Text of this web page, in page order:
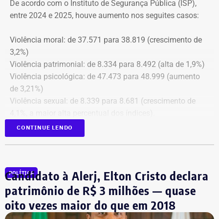
apuração de possíveis ilícitos nas esferas cível e criminal,
e à Secretaria de Regime Próprio e Complementar do
De acordo com o Instituto de Segurança Pública (ISP),
entre 2024 e 2025, houve aumento nos seguites casos:
Violência moral: de 37.571 para 38.819 (crescimento de
3,2%)
Violência patrimonial: de 8.334 para 8.492 (alta de 1,9%)
Violência psicológica: de 47.473 para 48.999 (aumento
de 3,21%)
Violência sexual: de 8.339 para 8.681 (crescimento de
A única estatística que apresentou queda foi a de
violência física, que passou de 43.743 em 2024 para
Símbolo dessa batalha, a atriz e jornalista Cristiane
Machado vivenciou essa realidade em 2018, quando se
tornou conhecida do público ao filmar as agressões que
CONTINUE LENDO
POLÍTICA
Candidato à Alerj, Elton Cristo declara
patrimônio de R$ 3 milhões — quase
oito vezes maior do que em 2018